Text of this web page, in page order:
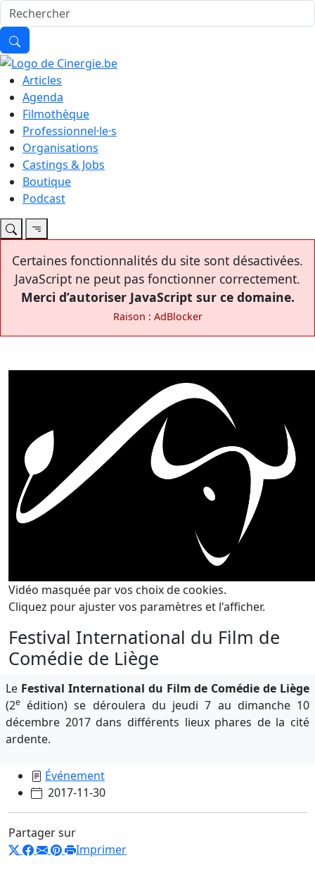
Articles
Agenda
Filmothèque
Professionnel·le·s
Organisations
Castings & Jobs
Boutique
Podcast
Certaines fonctionnalités du site sont désactivées.
JavaScript ne peut pas fonctionner correctement.
Merci d’autoriser JavaScript sur ce domaine.
Raison : AdBlocker
Vidéo masquée par vos choix de cookies.
Cliquez pour ajuster vos paramètres et l'afficher.
Festival International du Film de
Comédie de Liège
Le Festival International du Film de Comédie de Liège
(2e édition) se déroulera du jeudi 7 au dimanche 10
décembre 2017 dans différents lieux phares de la cité
ardente.
Événement
2017-11-30
Partager sur
Imprimer